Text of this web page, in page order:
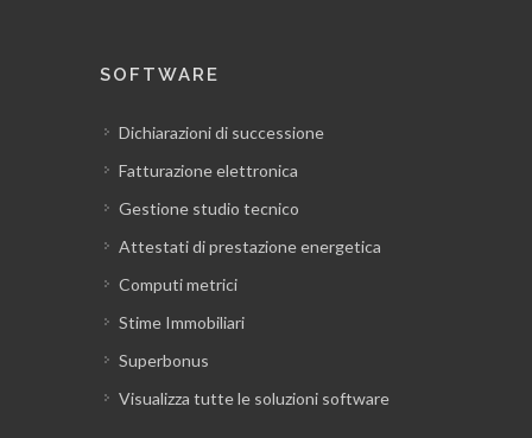
SOFTWARE
Dichiarazioni di successione
Fatturazione elettronica
Gestione studio tecnico
Attestati di prestazione energetica
Computi metrici
Stime Immobiliari
Superbonus
Visualizza tutte le soluzioni software